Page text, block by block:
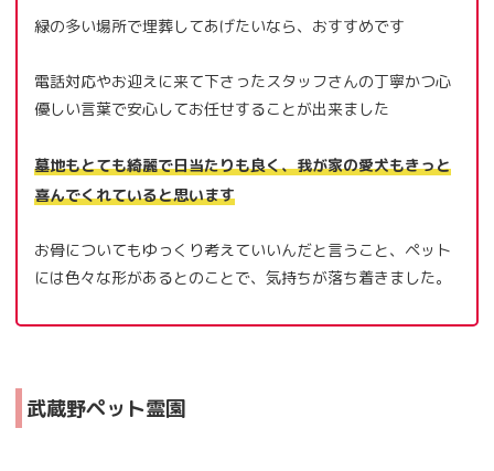
緑の多い場所で埋葬してあげたいなら、おすすめです
電話対応やお迎えに来て下さったスタッフさんの丁寧かつ心
優しい言葉で安心してお任せすることが出来ました
墓地もとても綺麗で日当たりも良く、我が家の愛犬もきっと
喜んでくれていると思います
お骨についてもゆっくり考えていいんだと言うこと、ペット
には色々な形があるとのことで、気持ちが落ち着きました。
武蔵野ペット霊園